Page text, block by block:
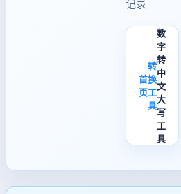
记录
首
页
转
换
工
具
数
字
转
中
文
大
写
工
具